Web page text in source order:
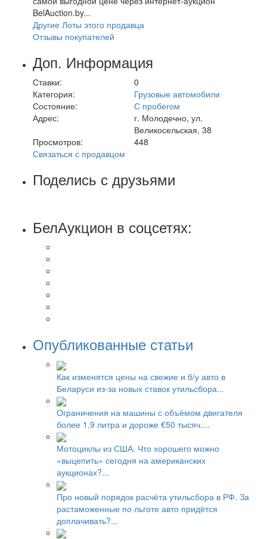
BelAuction.by...
Другие Лоты этого продавца
Отзывы покупателей
Доп. Информация
Ставки:
0
Категория:
Грузовые автомобили
Состояние:
С пробегом
Адрес:
г. Молодечно, ул.
Великосельская, 38
Просмотров:
448
Связаться с продавцом
Поделись с друзьями
БелАукцион в соцсетях:
Опубликованные статьи
Как изменятся цены на свежие и б/у авто в
Беларуси из-за новых ставок утильсбора...
Ограничения на машины с объёмом двигателя
более 1,9 литра и дороже €50 тысяч....
Мотоциклы из США. Что хорошего можно
«выцепить» сегодня на американских
аукционах?...
Про новый порядок расчёта утильсбора в РФ. За
растаможенные по льготе авто придётся
доплачивать?...